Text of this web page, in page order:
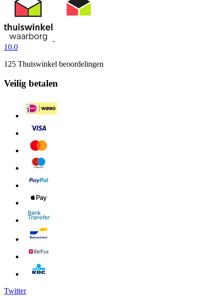
10.0
125 Thuiswinkel beoordelingen
Veilig betalen
Twitter